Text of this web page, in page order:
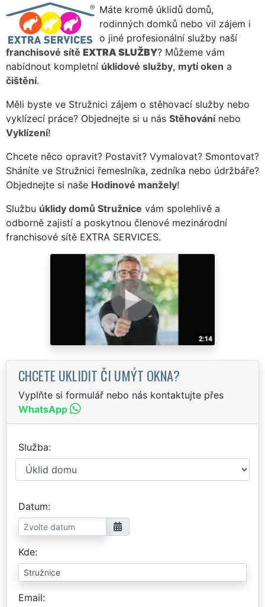
Máte kromě úklidů domů,
rodinných domků nebo vil zájem i
o jiné profesionální služby naší
franchisové sítě EXTRA SLUŽBY? Můžeme vám
nabídnout kompletní úklidové služby, mytí oken a
čištění.
Měli byste ve Stružnici zájem o stěhovací služby nebo
vyklízecí práce? Objednejte si u nás Stěhovánínebo
Vyklízení!
Chcete něco opravit? Postavit? Vymalovat? Smontovat?
Sháníte ve Stružnici řemeslníka, zedníka nebo údržbáře?
Objednejte si naše Hodinové manžely!
Službu úklidy domů Stružnice vám spolehlivě a
odborně zajistí a poskytnou členové mezinárodní
franchisové sítě EXTRA SERVICES.
CHCETE UKLIDIT ČI UMÝT OKNA?
Vyplňte si formulář nebo nás kontaktujte přes
WhatsApp
Služba
Datum
Kde
Email